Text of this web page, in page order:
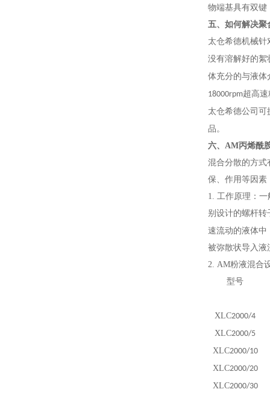
物端基具有双键
五、 如何解决聚
太仓希德机械针
没有溶解好的絮
体充分的与液体
18000rpm超高速
太仓希德公司可
品。
六、 AM丙烯酰
混合分散的方式
保、作用等因素
1. 工作原理：一
别设计的螺杆转
速流动的液体中
被弥散状导入液
2. AM粉液混合
型号
XLC2000/4
XLC2000/5
XLC2000/10
XLC2000/20
XLC2000/30